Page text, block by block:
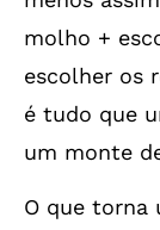
molho +
escolher os
é tudo que
um monte
O que torna